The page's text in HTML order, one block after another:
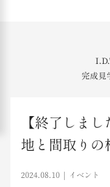
完成見
【終了しま
地と間取りの
2024.08.10 イベント